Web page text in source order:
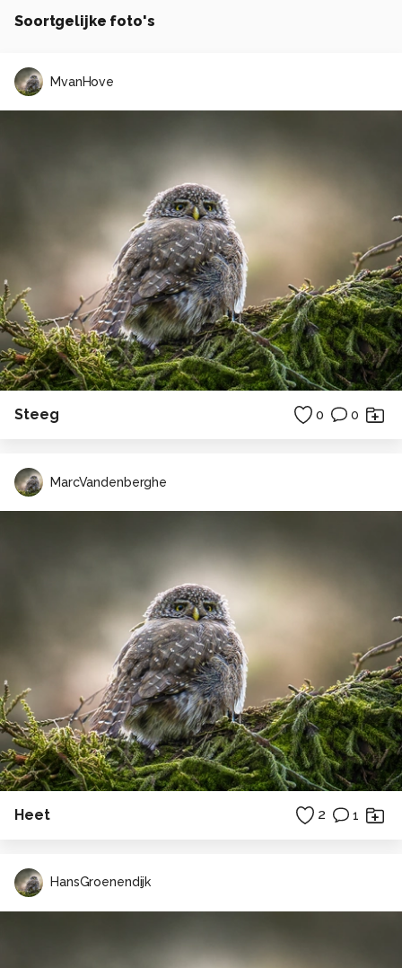
Soortgelijke foto's
MvanHove
Steeg 0 0
MarcVandenberghe
Heet 2 1
HansGroenendijk